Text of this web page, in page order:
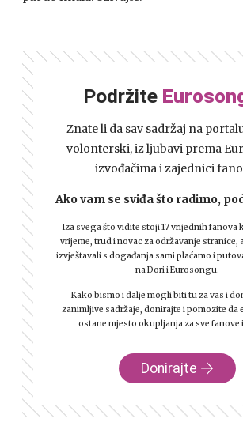
Podržite
Znate li da sav sadržaj na
volonterski, iz ljubavi prema
izvođačima i zajednici
Ako vam se sviđa što radimo,
Iza svega što vidite stoji 17 vrijednih fanova
vrijeme, trud i novac za održavanje stranice,
izvještavali s događanja sami plaćamo i
na Dori i Eurosongu.
Kako bismo i dalje mogli biti tu za vas i
zanimljive sadržaje, donirajte i pomozite da
ostane mjesto okupljanja za sve fanove
Donirajte